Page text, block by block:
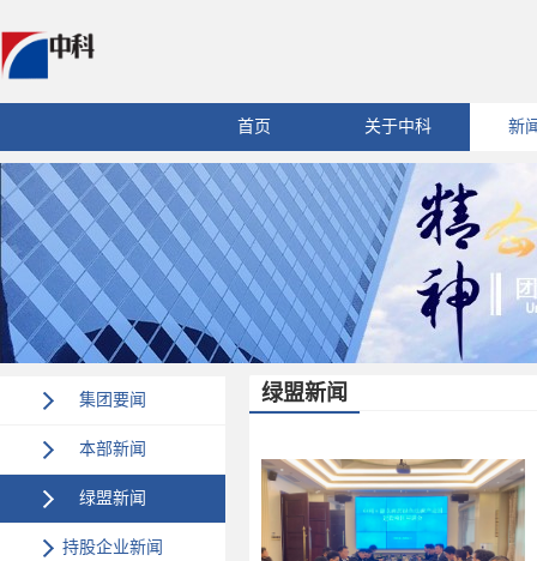
首页 关于中科 新
集团要闻
本部新闻
绿盟新闻
持股企业新闻
绿盟新闻